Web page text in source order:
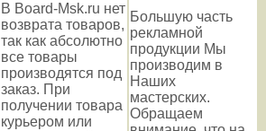
В Board-Msk.ru нет
возврата товаров,
так как абсолютно
все товары
производятся под
заказ. При
получении товара
курьером или
Большую часть
рекламной
продукции Мы
производим в
Наших
мастерских.
Обращаем